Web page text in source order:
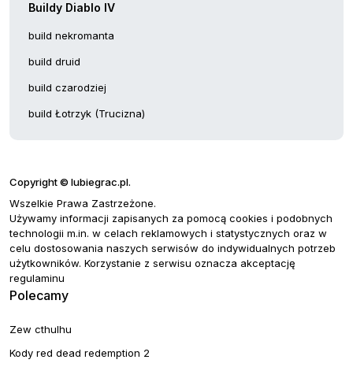
Buildy Diablo IV
build nekromanta
build druid
build czarodziej
build Łotrzyk (Trucizna)
Copyright © lubiegrac.pl.
Wszelkie Prawa Zastrzeżone.
Używamy informacji zapisanych za pomocą cookies i podobnych
technologii m.in. w celach reklamowych i statystycznych oraz w
celu dostosowania naszych serwisów do indywidualnych potrzeb
użytkowników. Korzystanie z serwisu oznacza akceptację
regulaminu
Polecamy
Zew cthulhu
Kody red dead redemption 2